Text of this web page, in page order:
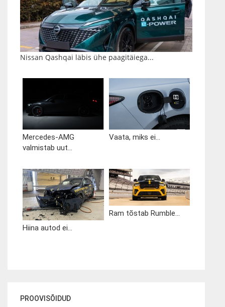
Nissan Qashqai läbis ühe paagitäiega...
Mercedes-AMG
valmistab uut...
Vaata, miks ei...
Hiina autod ei...
Ram tõstab Rumble...
PROOVISÕIDUD